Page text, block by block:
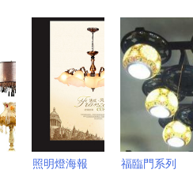
璨之選
燈，點亮復
古雅致的家
居空間
照明燈海報 福臨門系列